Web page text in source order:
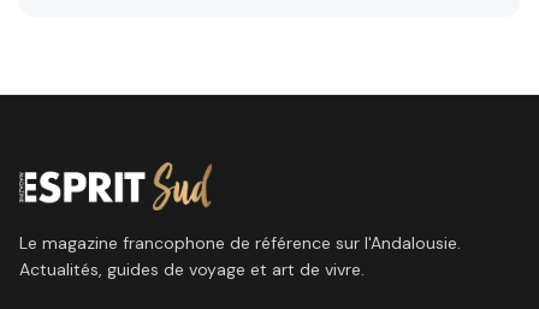
Le magazine francophone de référence sur l'Andalousie.
Actualités, guides de voyage et art de vivre.